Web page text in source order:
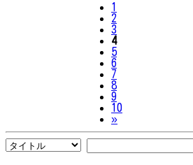
1
2
3
4
5
6
7
8
9
10
»Next